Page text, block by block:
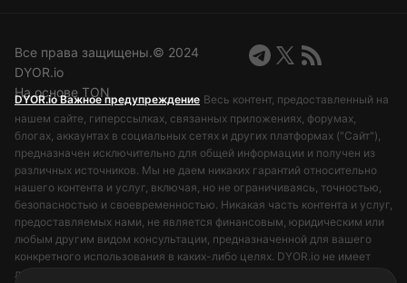
Все права защищены.©️ 2024
DYOR.io
На основе TON
DYOR.io Важное предупреждение Весь контент, предоставленный на
нашем сайте, гиперссылках, связанных приложениях, форумах,
блогах, аккаунтах в социальных сетях и других платформах ("Сайт"),
предназначен исключительно для общей информации и получен из
различных источников. Мы не даем никаких гарантий относительно
нашего контента и услуг, включая, но не ограничиваясь, точностью,
безопасностью и своевременностью. Никакая часть контента и услуг,
предоставляемых нами, не является финансовым, юридическим или
любым другим видом консультации, предназначенной для вашего
конкретного использования в каких-либо целях. DYOR.io не имеет
лицензий от финансовых регулирующих органов и не занимается